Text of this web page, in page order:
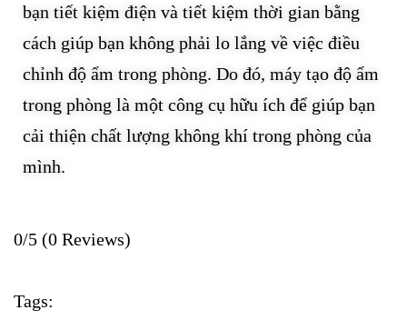
bạn tiết kiệm điện và tiết kiệm thời gian bằng
cách giúp bạn không phải lo lắng về việc điều
chỉnh độ ẩm trong phòng. Do đó, máy tạo độ ẩm
trong phòng là một công cụ hữu ích để giúp bạn
cải thiện chất lượng không khí trong phòng của
mình.
0/5 (0 Reviews)
Tags: